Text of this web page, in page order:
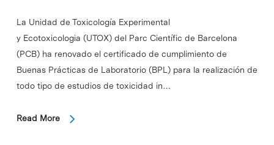
La Unidad de Toxicología Experimental
y Ecotoxicologia (UTOX) del Parc Científic de Barcelona
(PCB) ha renovado el certificado de cumplimiento de
Buenas Prácticas de Laboratorio (BPL) para la realización de
todo tipo de estudios de toxicidad in…
Read More